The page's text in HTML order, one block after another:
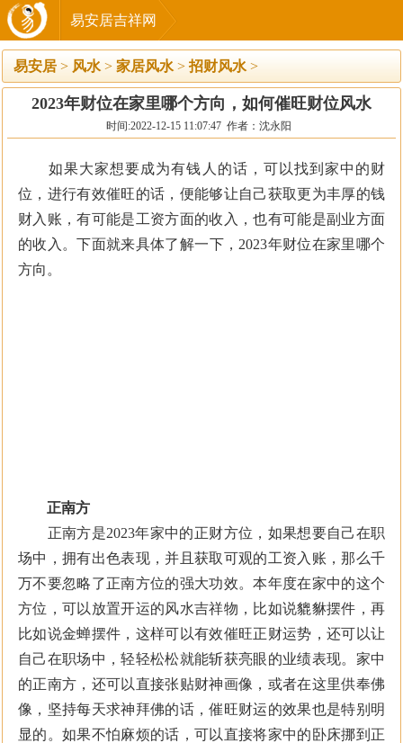
易安居吉祥网
易安居 > 风水 > 家居风水 >招财风水 >
2023年财位在家里哪个方向，如何催旺财位风水
时间:2022-12-15 11:07:47 作者：沈永阳
如果大家想要成为有钱人的话，可以找到家中的财
位，进行有效催旺的话，便能够让自己获取更为丰厚的钱
财入账，有可能是工资方面的收入，也有可能是副业方面
的收入。下面就来具体了解一下，2023年财位在家里哪个
方向。
正南方
正南方是2023年家中的正财方位，如果想要自己在职
场中，拥有出色表现，并且获取可观的工资入账，那么千
万不要忽略了正南方位的强大功效。本年度在家中的这个
方位，可以放置开运的风水吉祥物，比如说貔貅摆件，再
比如说金蝉摆件，这样可以有效催旺正财运势，还可以让
自己在职场中，轻轻松松就能斩获亮眼的业绩表现。家中
的正南方，还可以直接张贴财神画像，或者在这里供奉佛
像，坚持每天求神拜佛的话，催旺财运的效果也是特别明
显的。如果不怕麻烦的话，可以直接将家中的卧床挪到正